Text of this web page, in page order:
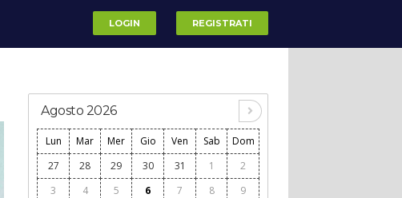
LOGIN REGISTRATI
Agosto 2026
Lun Mar Mer Gio Ven Sab
Dom
27
28 29 30 31 1
2
3
4 5 6 7 8
9